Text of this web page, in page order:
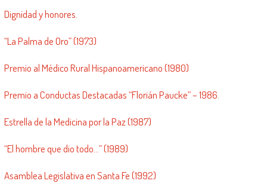
Dignidad y honores.
“La Palma de Oro” (1973)
Premio al Médico Rural Hispanoamericano (1980)
Premio a Conductas Destacadas “Florián Paucke” – 1986.
Estrella de la Medicina por la Paz (1987)
“El hombre que dio todo…” (1989)
Asamblea Legislativa en Santa Fe (1992)